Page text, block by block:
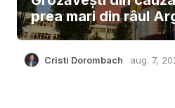
prea mari din râul
Cristi Dorombach aug. 7,